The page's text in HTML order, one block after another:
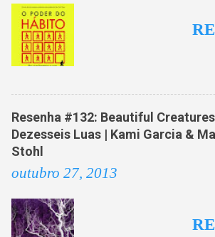
i
o
s
Resenha #132: Beautiful
Dezesseis Luas | Kami Garcia &
Stohl
outubro 27, 2013